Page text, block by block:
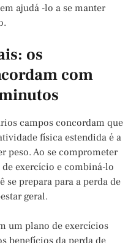
ajudá -lo a se manter
os
com
campos concordam que
física estendida é a
peso. Ao se comprometer
exercício e combiná-lo
se prepara para a perda de
geral.
um plano de exercícios
benefícios da perda de